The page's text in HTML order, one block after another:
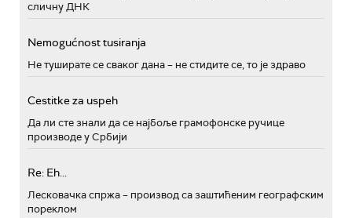
сличну ДНК
Nemogućnost tusiranja
Не туширате се сваког дана – не стидите се, то је здраво
Cestitke za uspeh
Да ли сте знали да се најбоље грамофонске ручице
производе у Србији
Re: Eh...
Лесковачка спржа – производ са заштићеним географским
пореклом